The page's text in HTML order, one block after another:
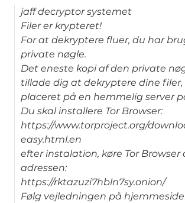
jaff decryptor systemet
Filer er krypteret!
For at dekryptere fluer, du har
private nøgle.
Det eneste kopi af den private
tillade dig at dekryptere dine filer,
placeret på en hemmelig server
Du skal installere Tor Browser:
https://www.torproject.org/
easy.html.en
efter instalation, køre Tor
adressen:
https://rktazuzi7hbln7sy.onion/
Følg vejledningen på